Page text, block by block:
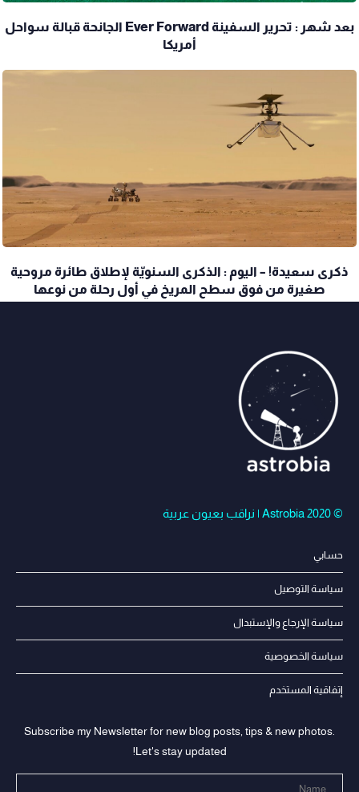
بعد شهر : تحرير السفينة Ever Forward الجانحة قبالة سواحل
أمريكا
ذكرى سعيدة! – اليوم : الذكرى السنويّة لإطلاق طائرة مروحية
صغيرة من فوق سطح المريخ في أول رحلة من نوعها
© Astrobia 2020 | نراقب بعيون عربية
حسابي
سياسة التوصيل
سياسة الإرجاع والإستبدال
سياسة الخصوصية
إتفاقية المستخدم
Subscribe my Newsletter for new blog posts, tips & new photos.
Let's stay updated!